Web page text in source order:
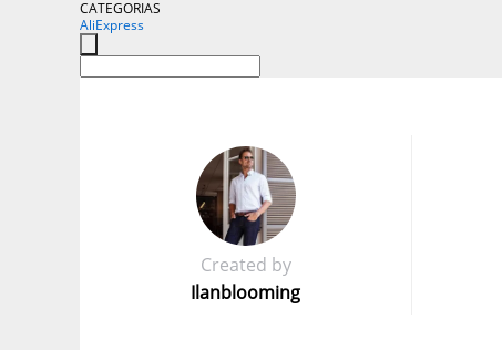
CATEGORIAS
AliExpress
Created by
Ilanblooming